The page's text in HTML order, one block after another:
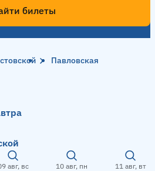
билеты
Павловская
авг, вс 10 авг, пн 11 авг, вт